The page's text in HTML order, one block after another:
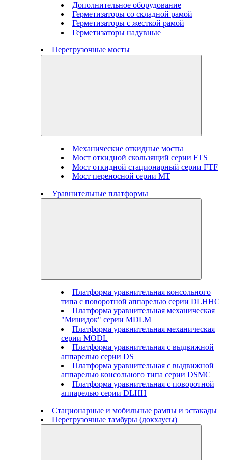
Дополнительное оборудование
Герметизаторы со складной рамой
Герметизаторы с жесткой рамой
Герметизаторы надувные
Перегрузочные мосты
Механические откидные мосты
Мост откидной скользящий серии FTS
Мост откидной стационарный серии FTF
Мост переносной серии MT
Уравнительные платформы
Платформа уравнительная консольного
типа с поворотной аппарелью серии DLHHC
Платформа уравнительная механическая
"Минидок" серии MDLM
Платформа уравнительная механическая
серии MODL
Платформа уравнительная с выдвижной
аппарелью серии DS
Платформа уравнительная с выдвижной
аппарелью консольного типа серии DSMC
Платформа уравнительная с поворотной
аппарелью серии DLHH
Стационарные и мобильные рампы и эстакады
Перегрузочные тамбуры (докхаусы)